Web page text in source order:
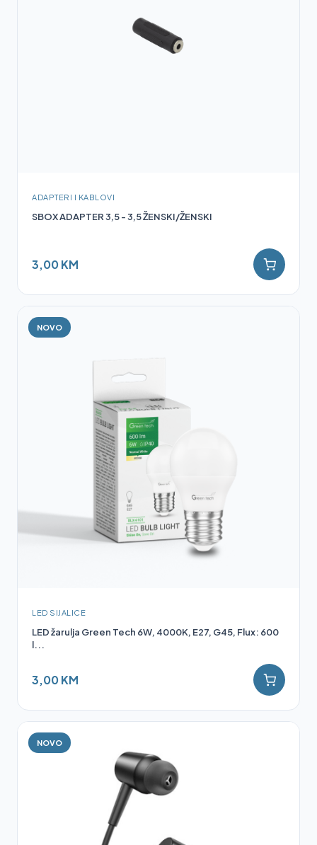
ADAPTERI I KABLOVI
SBOX ADAPTER 3,5 - 3,5 ŽENSKI/ŽENSKI
3,00 KM
NOVO
LED SIJALICE
LED žarulja Green Tech 6W, 4000K, E27, G45, Flux: 600
l...
3,00 KM
NOVO